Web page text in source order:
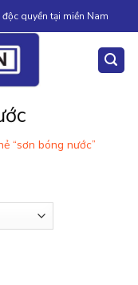
quyền tại miền Nam
“sơn bóng nước”